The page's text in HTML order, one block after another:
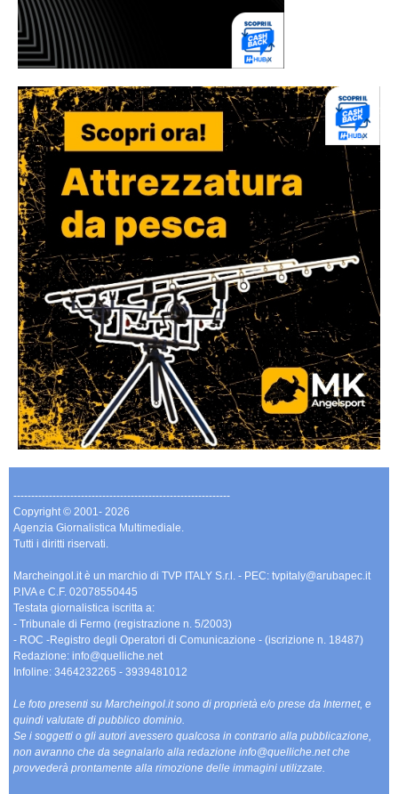
-------------------------------------------------------------
Copyright © 2001- 2026
Agenzia Giornalistica Multimediale.
Tutti i diritti riservati.
Marcheingol.it è un marchio di TVP ITALY S.r.l. - PEC: tvpitaly@arubapec.it
P.IVA e C.F. 02078550445
Testata giornalistica iscritta a:
- Tribunale di Fermo (registrazione n. 5/2003)
- ROC -Registro degli Operatori di Comunicazione - (iscrizione n. 18487)
Redazione: info@quelliche.net
Infoline: 3464232265 - 3939481012
Le foto presenti su Marcheingol.it sono di proprietà e/o prese da Internet, e
quindi valutate di pubblico dominio.
Se i soggetti o gli autori avessero qualcosa in contrario alla pubblicazione,
non avranno che da segnalarlo alla redazione info@quelliche.net che
provvederà prontamente alla rimozione delle immagini utilizzate.